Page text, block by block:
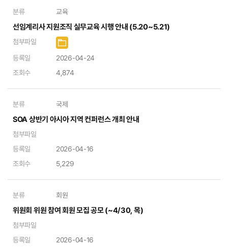
분류 교육
선임계리사 지원조직 실무교육 시행 안내 (5.20~5.21)
첨부파일
등록일
2026-04-24
조회수
4,874
분류 국제
SOA 상반기 아시아 지역 컨퍼런스 개최 안내
첨부파일
등록일
2026-04-16
조회수
5,229
분류 회원
위원회 위원 참여 회원 모집 공모 (~4/30, 목)
첨부파일
등록일
2026-04-16